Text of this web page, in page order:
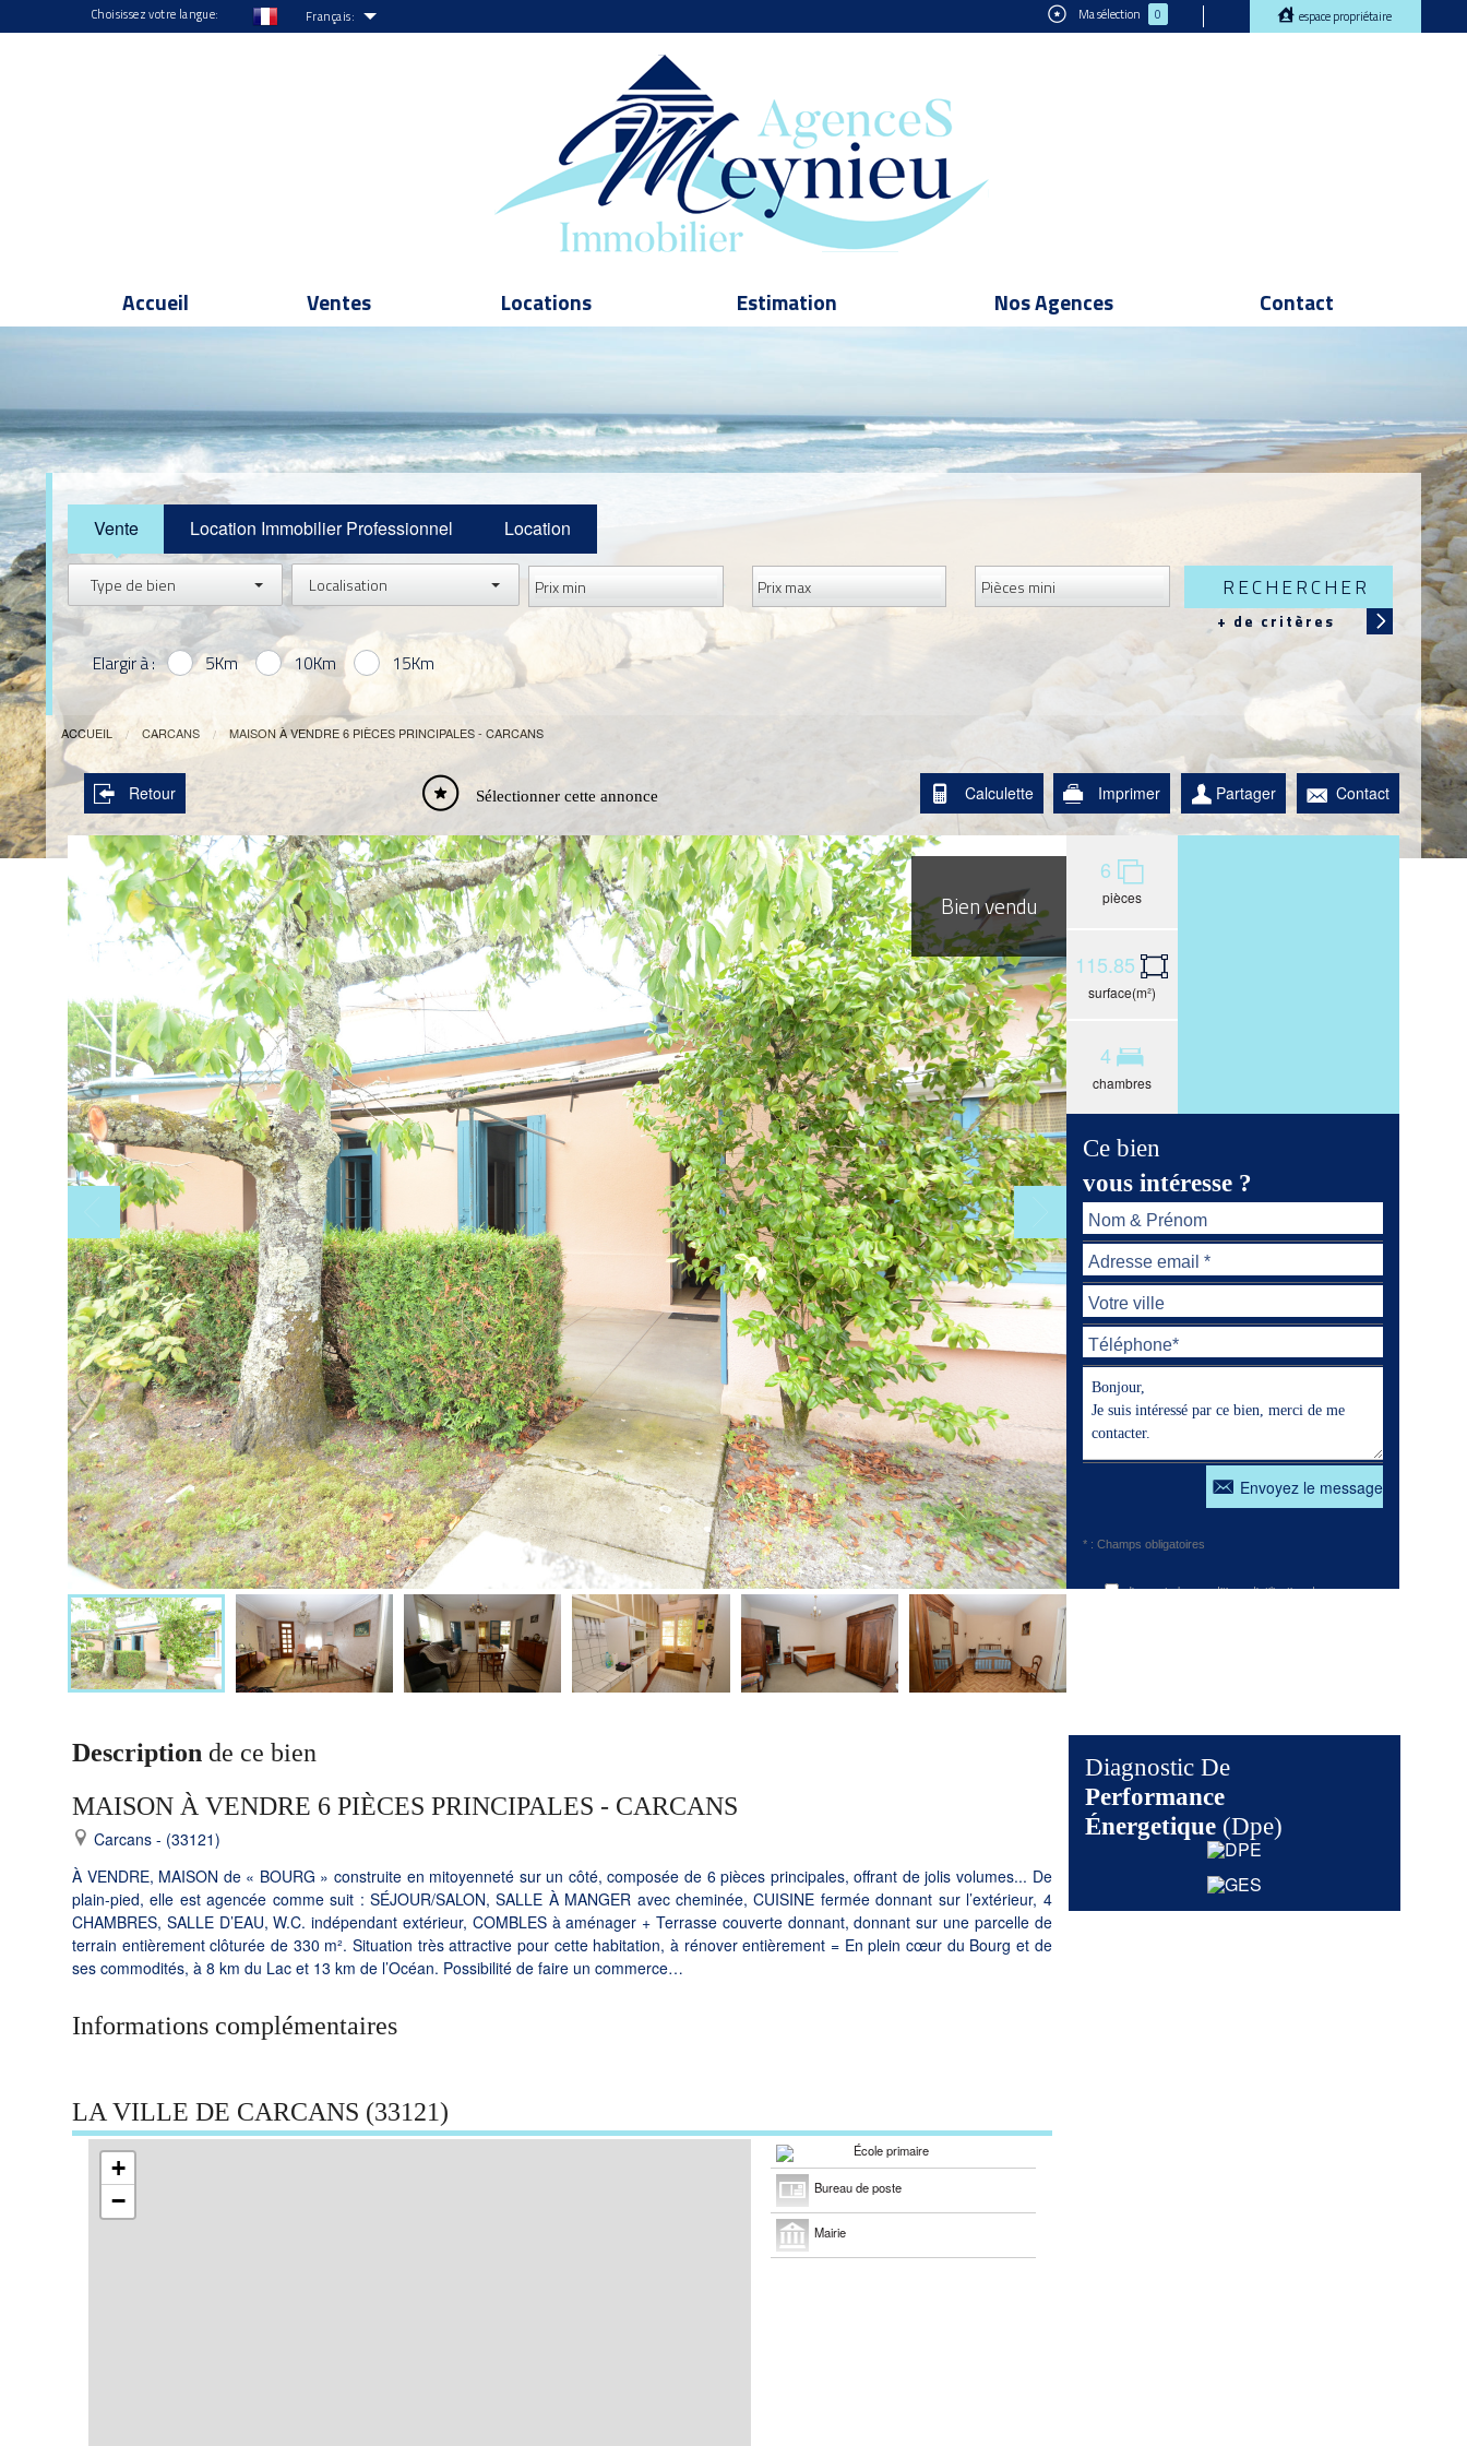
Choisissez votre langue: Français: espace propriétaire
Ma sélection 0
Accueil Ventes Locations Estimation Nos Agences Contact
Vente Location Immobilier Professionnel Location
Type de bien Localisation RECHERCHER
+ de critères
Elargir à : 5Km 10Km 15Km
ACCUEIL CARCANS MAISON À VENDRE 6 PIÈCES PRINCIPALES - CARCANS
Retour Sélectionner cette annonce Contact
Partager
Imprimer
Calculette
Bien vendu
6
pièces
115.85
surface(m²)
4
chambres
Ce bien
vous intéresse ?
Envoyez le message
* : Champs obligatoires
J'accepte les conditions d'utilisation des
Description de ce bien
MAISON À VENDRE 6 PIÈCES PRINCIPALES - CARCANS
Carcans - (33121)
À VENDRE, MAISON de « BOURG » construite en mitoyenneté sur un côté, composée de 6 pièces principales, offrant de jolis volumes... De
plain-pied, elle est agencée comme suit : SÉJOUR/SALON, SALLE À MANGER avec cheminée, CUISINE fermée donnant sur l’extérieur, 4
CHAMBRES, SALLE D’EAU, W.C. indépendant extérieur, COMBLES à aménager + Terrasse couverte donnant, donnant sur une parcelle de
terrain entièrement clôturée de 330 m². Situation très attractive pour cette habitation, à rénover entièrement = En plein cœur du Bourg et de
ses commodités, à 8 km du Lac et 13 km de l’Océan. Possibilité de faire un commerce…
Informations complémentaires
LA VILLE DE CARCANS (33121)
+
−
École primaire
Bureau de poste
Mairie
Diagnostic De
Performance
Énergetique(dpe)